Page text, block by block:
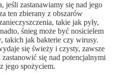
jeśli zastanawiamy się nad jego
ten zbierany z obszarów
takie jak pyły,
śnieg może być nosicielem
takich jak bakterie czy wirusy.
się świeży i czysty, zawsze
się nad potencjalnymi
jego spożyciem.